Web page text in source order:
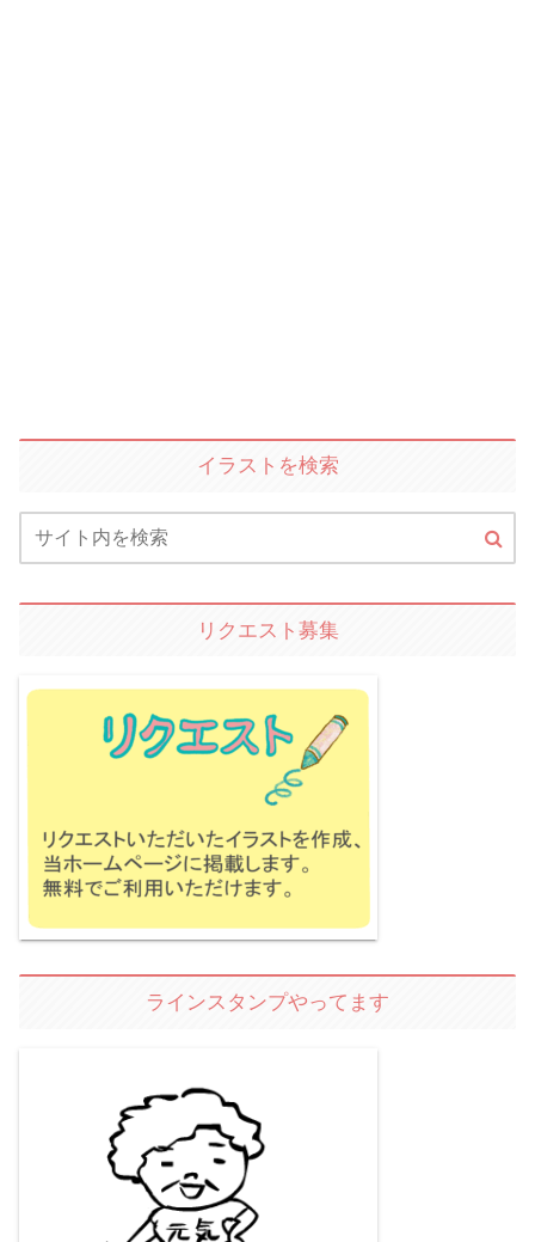
イラストを検索
リクエスト募集
ラインスタンプやってます